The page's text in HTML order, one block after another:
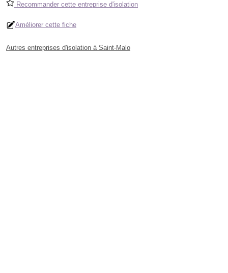
Recommander cette entreprise d'isolation
Améliorer cette fiche
Autres entreprises d'isolation à Saint-Malo